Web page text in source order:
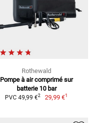
Rothewald
Pompe à air comprimé sur
batterie 10 bar
PVC 49,99 €2 29,99 €1